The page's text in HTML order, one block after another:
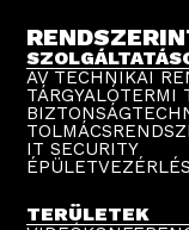
AV TECHNIKAI
TÁRGYALÓTERMI
IT SECURITY
TERÜLETEK